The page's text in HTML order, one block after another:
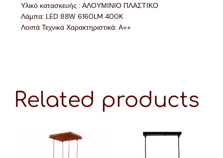
Υλικό κατασκευής : ΑΛΟΥΜΙΝΙΟ ΠΛΑΣΤΙΚΟ
Λάμπα: LED 88W 6160LM 400K
Λοιπά Τεχνικά Χαρακτηριστικά: Α++
Related products